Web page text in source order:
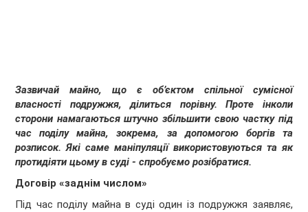
Зазвичай майно, що є об’єктом спільної сумісної
власності подружжя, ділиться порівну. Проте інколи
сторони намагаються штучно збільшити свою частку під
час поділу майна, зокрема, за допомогою боргів та
розписок. Які саме маніпуляції використовуються та як
протидіяти цьому в суді - спробуємо розібратися.
Договір «заднім числом»
Під час поділу майна в суді один із подружжя заявляє,